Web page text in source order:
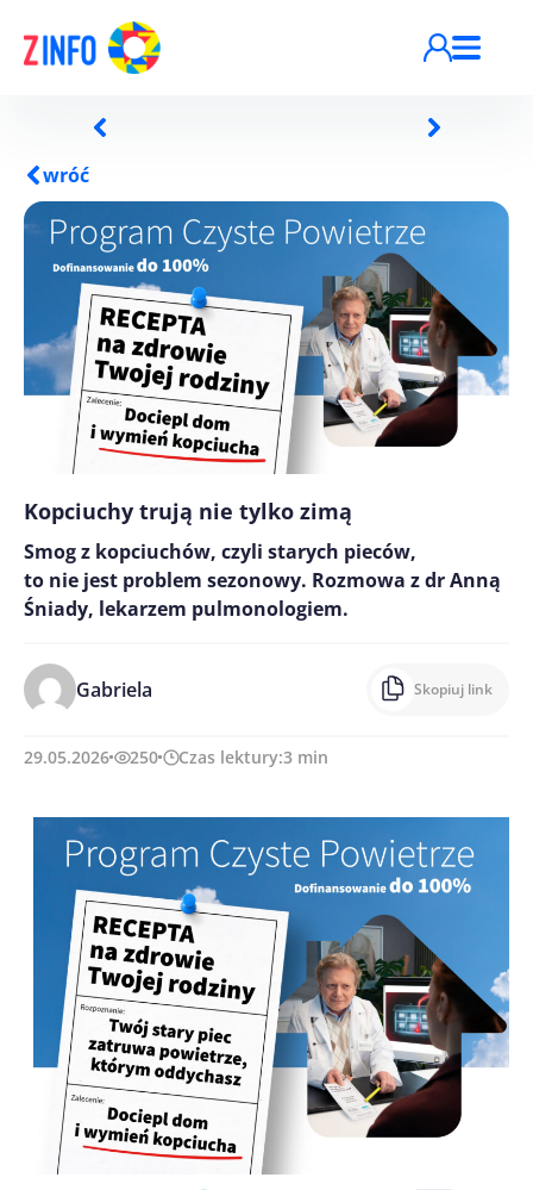
wróć
Kopciuchy trują nie tylko zimą
Smog z kopciuchów, czyli starych pieców,
to nie jest problem sezonowy. Rozmowa z dr Anną
Śniady, lekarzem pulmonologiem.
Gabriela Skopiuj link
29.05.2026 250 Czas lektury:3 min